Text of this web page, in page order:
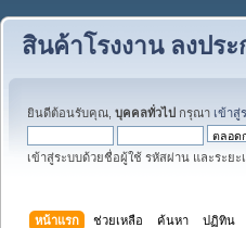
สินค้าโรงงาน ลงปร
ยินดีต้อนรับคุณ, บุคคลทั่วไป กรุณา เข้าสู่
เข้าสู่ระบบด้วยชื่อผู้ใช้ รหัสผ่าน และระยะ
หน้าแรก ช่วยเหลือ ค้นหา ปฏิทิน